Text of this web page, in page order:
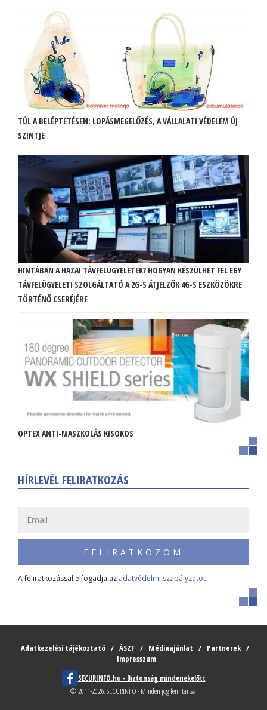
TÚL A BELÉPTETÉSEN: LOPÁSMEGELŐZÉS, A VÁLLALATI VÉDELEM ÚJ
SZINTJE
HINTÁBAN A HAZAI TÁVFELÜGYELETEK? HOGYAN KÉSZÜLHET FEL EGY
TÁVFELÜGYELETI SZOLGÁLTATÓ A 2G-S ÁTJELZŐK 4G-S ESZKÖZÖKRE
TÖRTÉNŐ CSERÉJÉRE
OPTEX ANTI-MASZKOLÁS KISOKOS
HÍRLEVÉL FELIRATKOZÁS
FELIRATKOZOM
A feliratkozással elfogadja az adatvédelmi szabályzatot
© 2011-2026. SECURINFO - Minden jog fenntartva.
Adatkezelési tájékoztató ÁSZF Médiaajánlat
Partnerek
Impresszum
SECURINFO.hu - Biztonság mindenekelőtt